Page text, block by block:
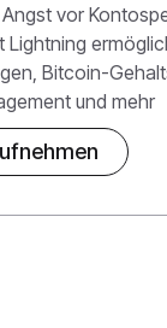
vor
Lightning
Bitcoin-
und mehr